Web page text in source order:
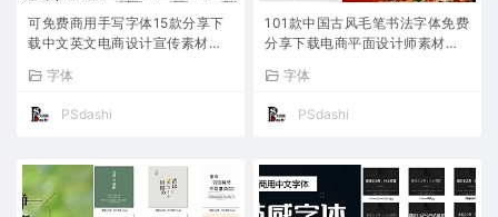
可免费商用手写字体15款分享下
载中文英文电商设计宣传素材资
全简体procreate样式效果ttf
字体
PSdashi
101款中国古风毛笔书法字体免费
分享下载电商平面设计师素材库
AI部分可免费商用procreate
字体
PSdashi